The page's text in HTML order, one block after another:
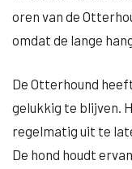
oren van de
omdat de lange
De Otterhound
gelukkig te blijven.
regelmatig uit te
De hond houdt